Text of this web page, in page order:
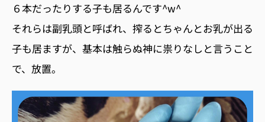
６本だったりする子も居るんです^w^
それらは副乳頭と呼ばれ、搾るとちゃんとお乳が出る
子も居ますが、基本は触らぬ神に祟りなしと言うこと
で、放置。